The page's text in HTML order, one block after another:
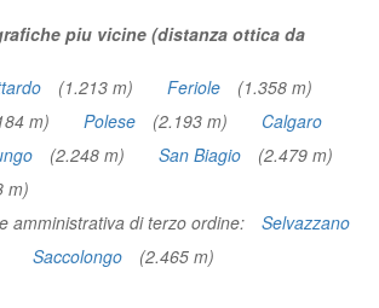
piu vicine (distanza ottica da
(1.213 m) Feriole
(1.358 m)
m) Polese (2.193 m)
Calgaro
(2.248 m) San Biagio
(2.479 m)
m)
amministrativa di terzo ordine:
Selvazzano
Saccolongo (2.465 m)